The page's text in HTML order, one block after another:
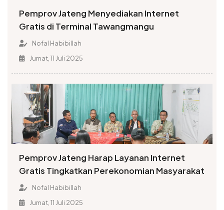
Pemprov Jateng Menyediakan Internet
Gratis di Terminal Tawangmangu
Nofal Habibillah
Jumat, 11 Juli 2025
Pemprov Jateng Harap Layanan Internet
Gratis Tingkatkan Perekonomian Masyarakat
Nofal Habibillah
Jumat, 11 Juli 2025